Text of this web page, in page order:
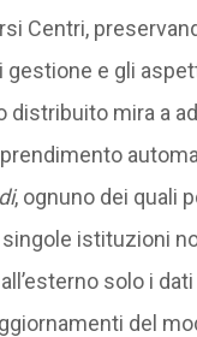
Centri,
gestione e gli
distribuito mira a
, ognuno dei quali
singole istituzioni
solo i
del